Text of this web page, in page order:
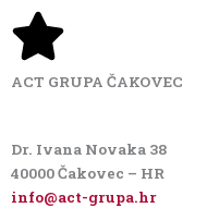
ACT GRUPA ČAKOVEC
Dr. Ivana Novaka 38
40000 Čakovec – HR
info@act-grupa.hr